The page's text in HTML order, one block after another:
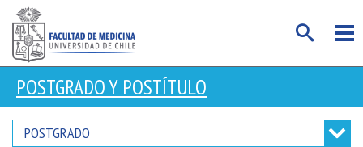
POSTGRADO Y POSTÍTULO
POSTGRADO